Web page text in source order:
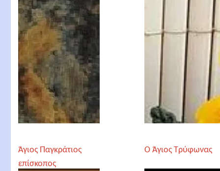
Άγιος Παγκράτιος
επίσκοπος
Ο Άγιος Τρύφωνας